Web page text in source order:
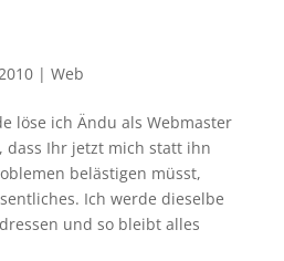
| Web
löse ich Ändu als Webmaster
dass Ihr jetzt mich statt ihn
belästigen müsst,
Ich werde dieselbe
und so bleibt alles